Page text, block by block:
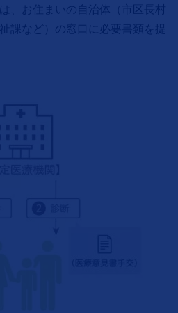
、お住まいの自治体（市区長村
課など）の窓口に必要書類を提